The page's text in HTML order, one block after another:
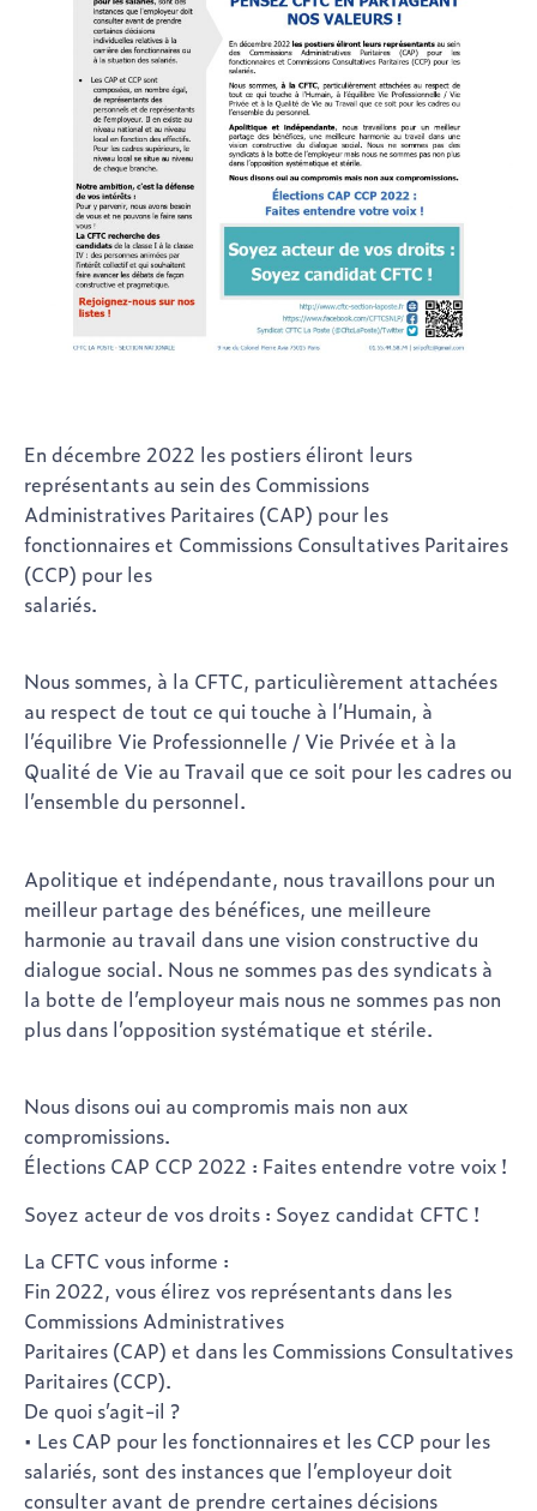
En décembre 2022 les postiers éliront leurs
représentants au sein des Commissions
Administratives Paritaires (CAP) pour les
fonctionnaires et Commissions Consultatives Paritaires
(CCP) pour les
salariés.
Nous sommes, à la CFTC, particulièrement attachées
au respect de tout ce qui touche à l’Humain, à
l’équilibre Vie Professionnelle / Vie Privée et à la
Qualité de Vie au Travail que ce soit pour les cadres ou
l’ensemble du personnel.
Apolitique et indépendante, nous travaillons pour un
meilleur partage des bénéfices, une meilleure
harmonie au travail dans une vision constructive du
dialogue social. Nous ne sommes pas des syndicats à
la botte de l’employeur mais nous ne sommes pas non
plus dans l’opposition systématique et stérile.
Nous disons oui au compromis mais non aux
compromissions.
Élections CAP CCP 2022 : Faites entendre votre voix !
Soyez acteur de vos droits : Soyez candidat CFTC !
La CFTC vous informe :
Fin 2022, vous élirez vos représentants dans les
Commissions Administratives
Paritaires (CAP) et dans les Commissions Consultatives
Paritaires (CCP).
De quoi s’agit-il ?
• Les CAP pour les fonctionnaires et les CCP pour les
salariés, sont des instances que l’employeur doit
consulter avant de prendre certaines décisions